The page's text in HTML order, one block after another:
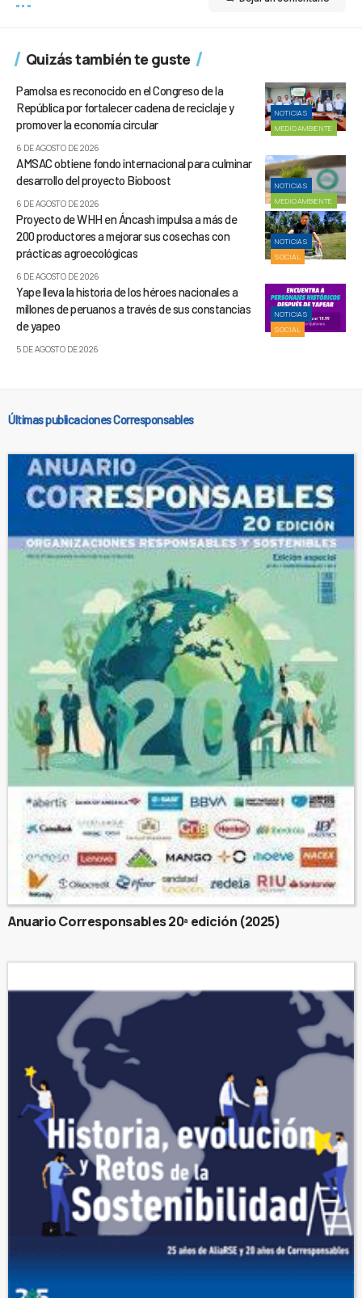
Quizás también te guste
NOTICIAS
MEDIOAMBIENTE
Pamolsa es reconocido en el Congreso de la
República por fortalecer cadena de reciclaje y
promover la economía circular
6 DE AGOSTO DE 2026
NOTICIAS
MEDIOAMBIENTE
AMSAC obtiene fondo internacional para culminar
desarrollo del proyecto Bioboost
6 DE AGOSTO DE 2026
NOTICIAS
SOCIAL
Proyecto de WHH en Áncash impulsa a más de
200 productores a mejorar sus cosechas con
prácticas agroecológicas
6 DE AGOSTO DE 2026
NOTICIAS
SOCIAL
Yape lleva la historia de los héroes nacionales a
millones de peruanos a través de sus constancias
de yapeo
5 DE AGOSTO DE 2026
Últimas publicaciones Corresponsables
Anuario Corresponsables 20ª edición (2025)